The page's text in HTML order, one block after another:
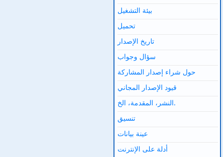
بيئة التشغيل
تحميل
تاريخ الإصدار
سؤال وجواب
حول شراء إصدار المشاركة
قيود الإصدار المجاني
النشر، المقدمة، الخ.
تنسيق
عينة بيانات
أدلة على الإنترنت